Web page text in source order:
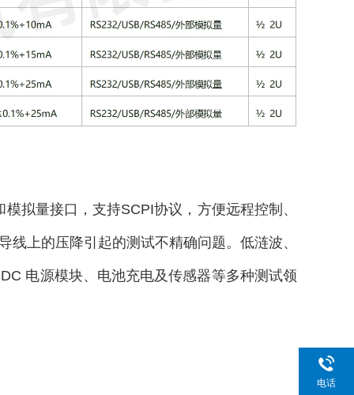
拟量接口，支持SCPI协议，方便远程控制、
上的压降引起的测试不精确问题。低涟波、
电源模块、电池充电及传感器等多种测试领
电话